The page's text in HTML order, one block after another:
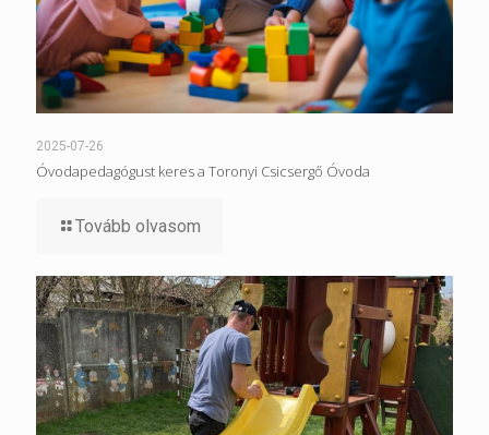
2025-07-26
Óvodapedagógust keres a Toronyi Csicsergő Óvoda
Tovább olvasom